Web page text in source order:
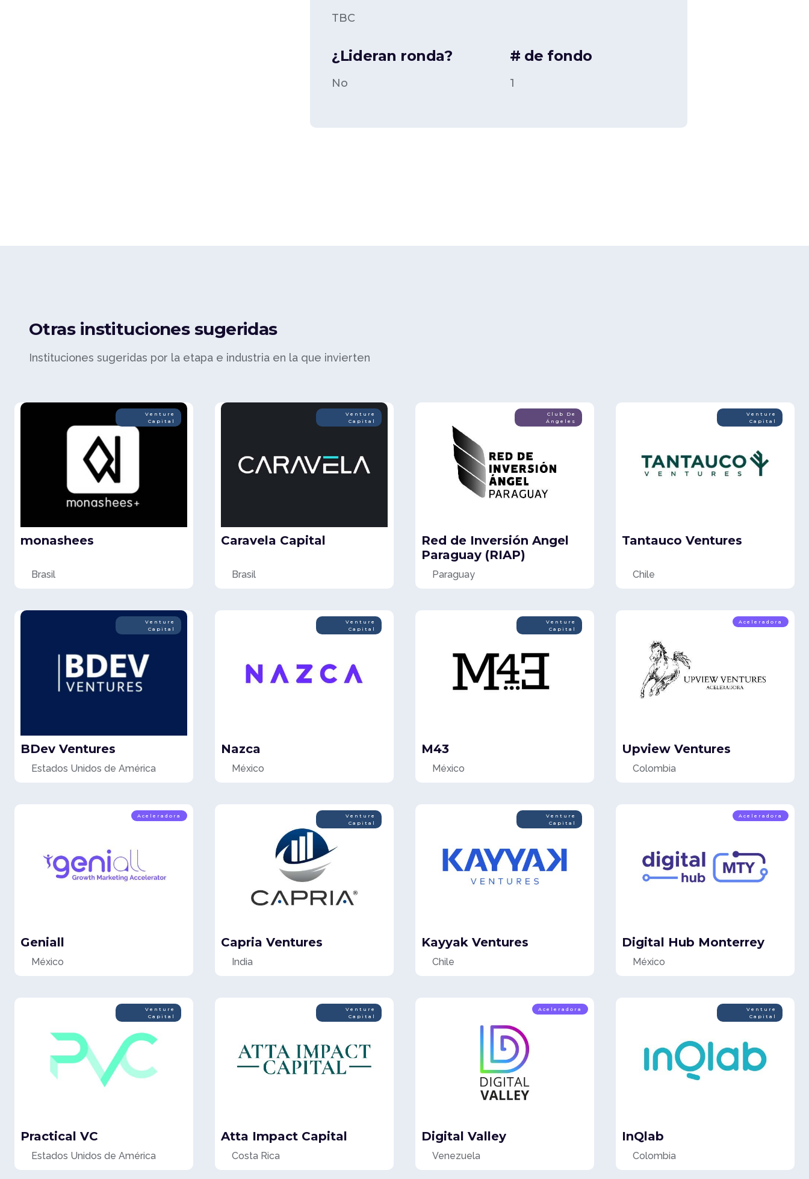
TBC
¿Lideran ronda?
No
# de fondo
1
Otras instituciones sugeridas
Instituciones sugeridas por la etapa e industria en la que invierten
Venture
Capital
monashees
Brasil
Venture
Capital
Caravela Capital
Brasil
Club De
Ángeles
Red de Inversión Angel
Paraguay (RIAP)
Paraguay
Venture
Capital
Tantauco Ventures
Chile
Venture
Capital
BDev Ventures
Estados Unidos de América
Venture
Capital
Nazca
México
Venture
Capital
M43
México
Aceleradora
Upview Ventures
Colombia
Aceleradora
Geniall
México
Venture
Capital
Capria Ventures
India
Venture
Capital
Kayyak Ventures
Chile
Aceleradora
Digital Hub Monterrey
México
Venture
Capital
Practical VC
Estados Unidos de América
Venture
Capital
Atta Impact Capital
Costa Rica
Aceleradora
Digital Valley
Venezuela
Venture
Capital
InQlab
Colombia